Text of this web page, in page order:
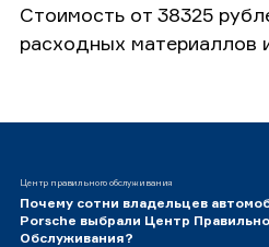
Стоимость от 38325
расходных материаллов
Центр правильного обслуживания
Почему сотни владельцев
Porsche выбрали Центр
Обслуживания?